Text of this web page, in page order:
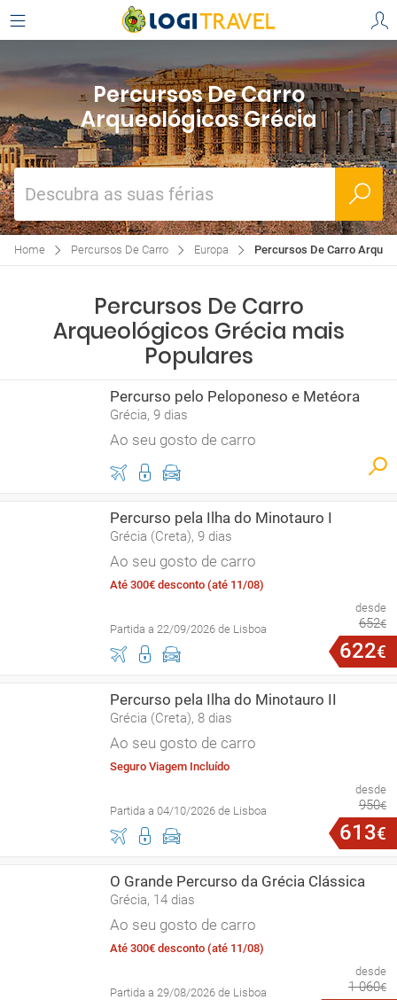
Percursos De Carro
Arqueológicos Grécia
Descubra as suas férias
Home Percursos De Carro Europa Percursos De Carro
Percursos De Carro
Arqueológicos Grécia mais
Populares
Percurso pelo Peloponeso e Metéora
Grécia, 9 dias
Ao seu gosto de carro
Percurso pela Ilha do Minotauro I
Grécia (Creta), 9 dias
Ao seu gosto de carro
Até 300€ desconto (até 11/08)
Partida a 22/09/2026 de Lisboa
desde
652€
622€
Percurso pela Ilha do Minotauro II
Grécia (Creta), 8 dias
Ao seu gosto de carro
Seguro Viagem Incluído
Partida a 04/10/2026 de Lisboa
desde
950€
613€
O Grande Percurso da Grécia Clássica
Grécia, 14 dias
Ao seu gosto de carro
Até 300€ desconto (até 11/08)
Partida a 29/08/2026 de Lisboa
desde
1 060€